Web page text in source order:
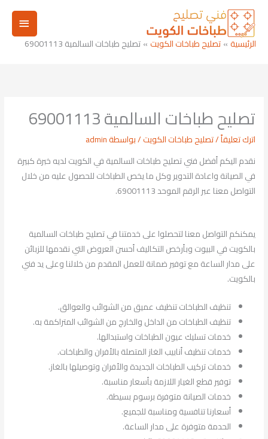
تخطي
المحتوى
الرئيسية تصليح طباخات الكويت تصليح طباخات السالمية 69001113
تصليح طباخات السالمية 69001113
اترك تعليقاً/تصليح طباخات الكويت/ بواسطةadmin
نقدم اليكم أفضل فني تصليح طباخات السالمية في الكويت لديه خبرة كبيرة
في الصيانة واعادة التدوير وكل ما يخص الطباخات للحصول عليه من خلال
التواصل معنا عبر الرقم الموحد 69001113.
يمكنكم التواصل معنا لتحصلوا على خدمتنا في تصليح طباخات السالمية
بالكويت في البيوت وبأرخص التكاليف أحسن العروض التي نقدمها للزبائن
على مدار الساعة مع توفير ضمانة للعمل المقدم من خلالنا وعلى يد فني
بالكويت.
تنظيف الطباخات تنظيف عميق من الشوائب والعوالق.
تنظيف الطباخات من الداخل والخارج من الشوائب المتراكمة به.
خدمات تسليك عيون الطباخات واستبدالها.
خدمات تنظيف أنابيب الغاز المتصلة بالأفران والطباخات.
خدمات تركيب الطباخات الجديدة والأفران وتوصيلها بالغاز.
توفير قطع الغيار اللازمة بأسعار مناسبة.
خدمات الصيانة متوفرة برسوم بسيطة.
أسعارنا تنافسية ومناسبة للجميع.
الحدمة متوفرة على مدار الساعة.